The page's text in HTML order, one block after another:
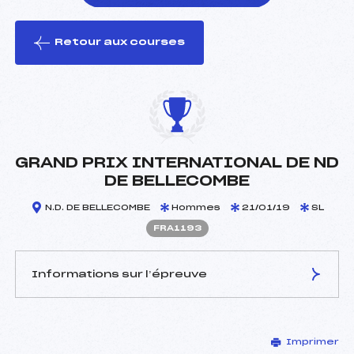
le ski
Retour aux courses
GRAND PRIX INTERNATIONAL DE ND
DE BELLECOMBE
N.D. DE BELLECOMBE Hommes 21/01/19 SL
FRA1193
Informations sur l’épreuve
BONVIN DIDIER (SUI)
Imprimer